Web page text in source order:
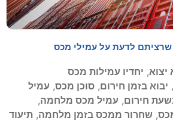
לדעת על עמילי מכס
יצוא, יחדיו עמילות מכס
, יבוא בזמן חירום, סוכן מכס, עמיל
חירום, עמיל מכס מלחמה,
, שחרור ממכס בזמן מלחמה, תיעוד